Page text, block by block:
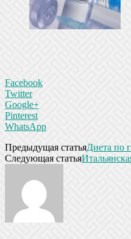
Facebook
Twitter
Google+
Pinterest
WhatsApp
Предыдущая статьяДиета по
Следующая статья